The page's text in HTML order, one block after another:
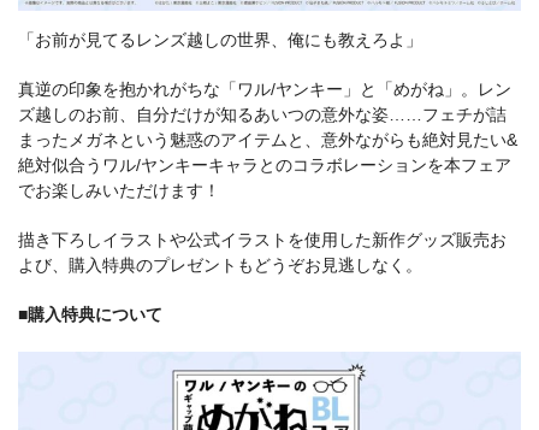
「お前が見てるレンズ越しの世界、俺にも教えろよ」
真逆の印象を抱かれがちな「ワル/ヤンキー」と「めがね」。レン
ズ越しのお前、自分だけが知るあいつの意外な姿……フェチが詰
まったメガネという魅惑のアイテムと、意外ながらも絶対見たい&
絶対似合うワル/ヤンキーキャラとのコラボレーションを本フェア
でお楽しみいただけます！
描き下ろしイラストや公式イラストを使用した新作グッズ販売お
よび、購入特典のプレゼントもどうぞお見逃しなく。
■購入特典について